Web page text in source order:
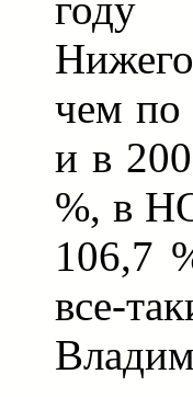
чем по
и в
%, в
106,7
все-